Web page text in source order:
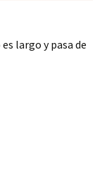
largo y pasa de